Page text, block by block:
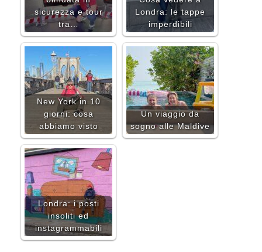
sicurezza e tour
tra…
Londra: le tappe
imperdibili
New York in 10
giorni: cosa
abbiamo visto
Un viaggio da
sogno alle Maldive
Londra: i posti
insoliti ed
instagrammabili